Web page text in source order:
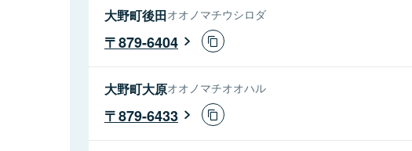
大野町後田オオノマチウシロダ
879-6404
大野町大原オオノマチオオハル
879-6433